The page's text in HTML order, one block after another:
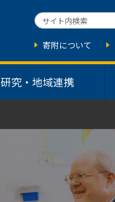
研究・地域連携
寄附について